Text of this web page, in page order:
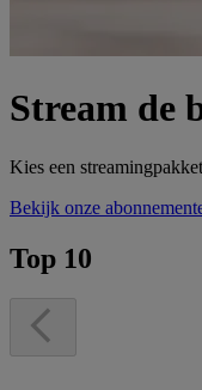
Stream de
Kies een
Bekijk onze
Top 10